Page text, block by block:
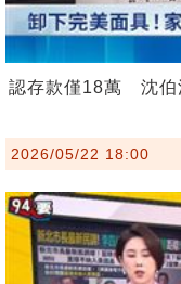
認存款僅18萬 沈伯
2026/05/22 18:00